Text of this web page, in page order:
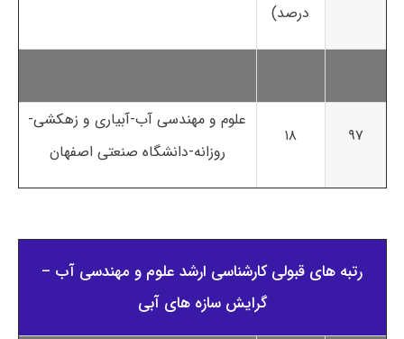
درصد)
۹۷ ۱۸
علوم و مهندسی آب-آبیاری و زهکشی-
روزانه-دانشگاه صنعتی اصفهان
رتبه های قبولی کارشناسی ارشد علوم و مهندسی آب –
گرایش سازه های آبی